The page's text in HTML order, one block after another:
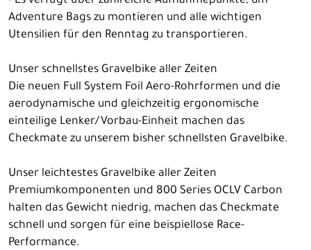
Adventure Bags zu montieren und alle wichtigen
Utensilien für den Renntag zu transportieren.
Unser schnellstes Gravelbike aller Zeiten
Die neuen Full System Foil Aero-Rohrformen und die
aerodynamische und gleichzeitig ergonomische
einteilige Lenker/Vorbau-Einheit machen das
Checkmate zu unserem bisher schnellsten Gravelbike.
Unser leichtestes Gravelbike aller Zeiten
Premiumkomponenten und 800 Series OCLV Carbon
halten das Gewicht niedrig, machen das Checkmate
schnell und sorgen für eine beispiellose Race-
Performance.